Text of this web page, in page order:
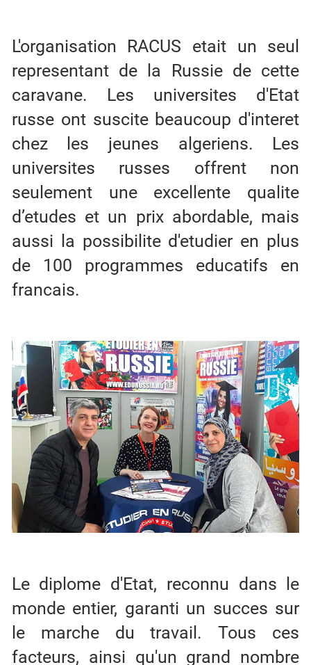
L'organisation RACUS etait un seul
representant de la Russie de cette
caravane. Les universites d'Etat
russe ont suscite beaucoup d'interet
chez les jeunes algeriens. Les
universites russes offrent non
seulement une excellente qualite
d’etudes et un prix abordable, mais
aussi la possibilite d'etudier en plus
de 100 programmes educatifs en
francais.
Le diplome d'Etat, reconnu dans le
monde entier, garanti un succes sur
le marche du travail. Tous ces
facteurs, ainsi qu'un grand nombre